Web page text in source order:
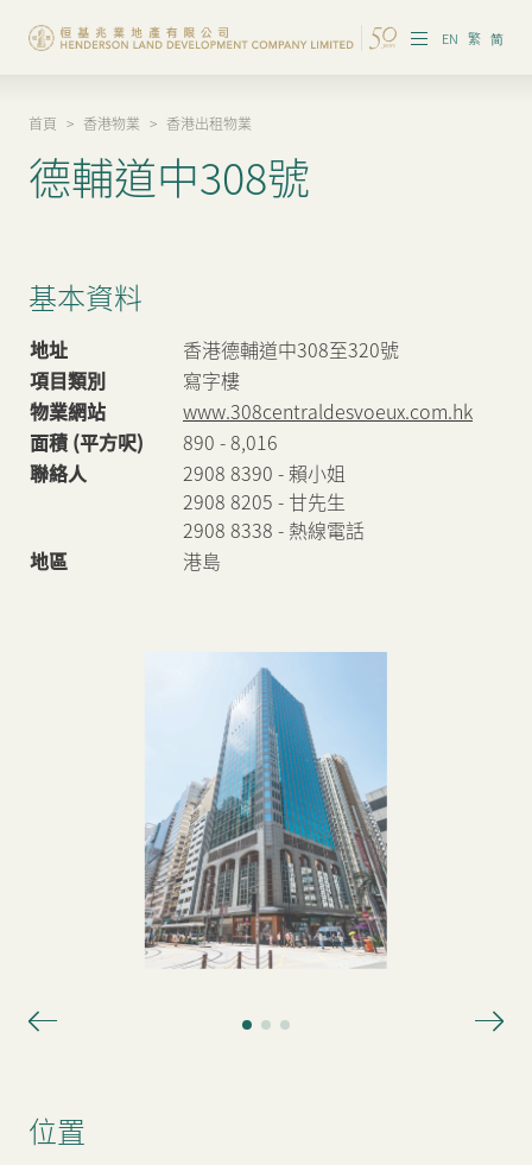
EN 繁 简
集團概覽
投資者資訊
內地物業
企業管治
可持續發展
我們的團隊
首頁 > 香港物業 > 香港出租物業
德輔道中308號
基本資料
地址
香港德輔道中308至320號
項目類別
寫字樓
物業網站
www.308centraldesvoeux.com.hk
面積 (平方呎)
890 - 8,016
聯絡人
2908 8390 - 賴小姐
2908 8205 - 甘先生
2908 8338 - 熱線電話
地區
港島
位置